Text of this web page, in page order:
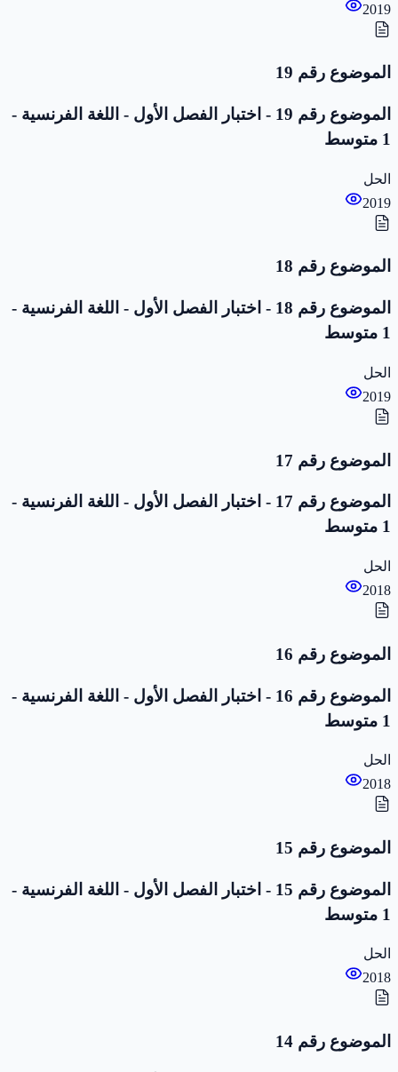
2019
الموضوع رقم 19
الموضوع رقم 19 - اختبار الفصل الأول - اللغة الفرنسية -
1 متوسط
الحل
2019
الموضوع رقم 18
الموضوع رقم 18 - اختبار الفصل الأول - اللغة الفرنسية -
1 متوسط
الحل
2019
الموضوع رقم 17
الموضوع رقم 17 - اختبار الفصل الأول - اللغة الفرنسية -
1 متوسط
الحل
2018
الموضوع رقم 16
الموضوع رقم 16 - اختبار الفصل الأول - اللغة الفرنسية -
1 متوسط
الحل
2018
الموضوع رقم 15
الموضوع رقم 15 - اختبار الفصل الأول - اللغة الفرنسية -
1 متوسط
الحل
2018
الموضوع رقم 14